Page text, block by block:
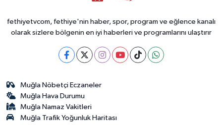
fethiyetvcom, fethiye'nin haber, spor, program ve eğlence kanalı
olarak sizlere bölgenin en iyi haberleri ve programlarını ulaştırır
Muğla Nöbetçi Eczaneler
Muğla Hava Durumu
Muğla Namaz Vakitleri
Muğla Trafik Yoğunluk Haritası